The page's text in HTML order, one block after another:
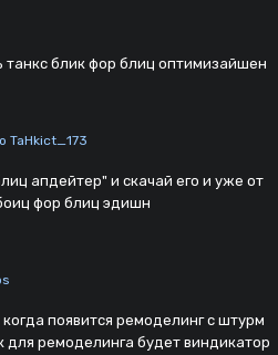
танкс блик фор блиц оптимизайшен
TaHkict_173
апдейтер" и скачай его и уже от
фор блиц эдишн
появится ремоделинг с штурм
для ремоделинга будет виндикатор